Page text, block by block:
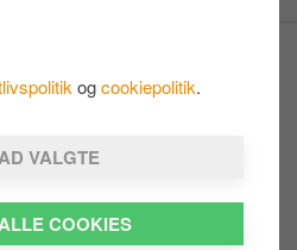
ogcookiepolitik.
VALGTE
COOKIES
hours